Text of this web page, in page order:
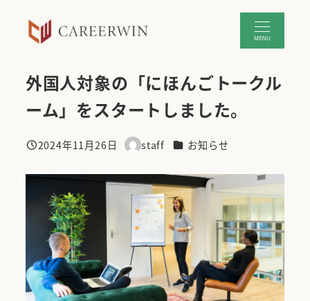
MENU
外国人対象の「にほんごトークル
ーム」をスタートしました。
投稿日
2024年11月26日
著
staff カテゴリー
お知らせ